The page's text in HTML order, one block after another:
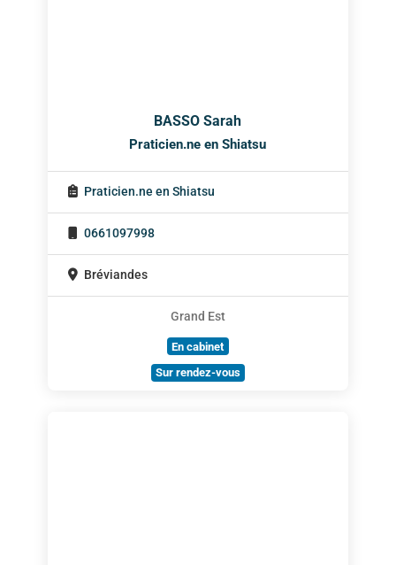
BASSO Sarah
Praticien.ne en Shiatsu
Praticien.ne en Shiatsu
0661097998
Bréviandes
Grand Est
En cabinet
Sur rendez-vous